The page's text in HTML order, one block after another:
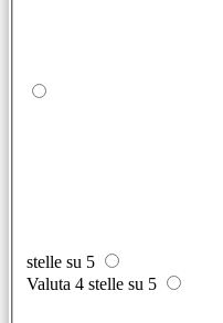
stelle su 5
Valuta 4 stelle su 5